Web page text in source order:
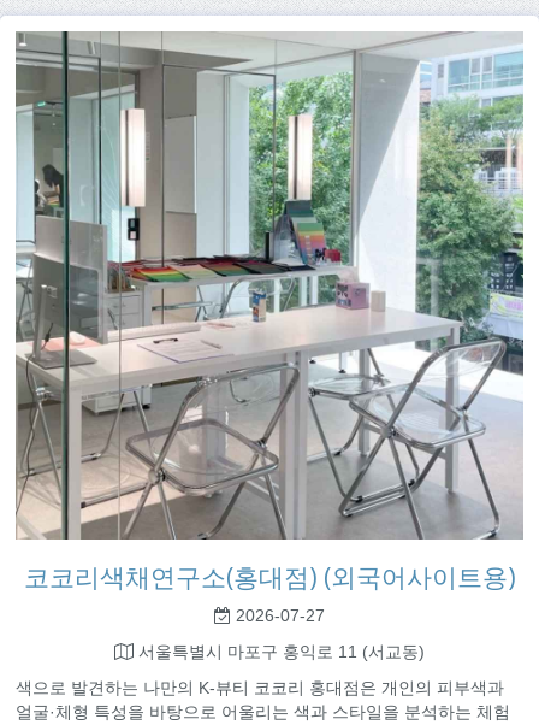
코코리색채연구소(홍대점) (외국어사이트용)
2026-07-27
서울특별시 마포구 홍익로 11 (서교동)
색으로 발견하는 나만의 K-뷰티 코코리 홍대점은 개인의 피부색과
얼굴·체형 특성을 바탕으로 어울리는 색과 스타일을 분석하는 체험